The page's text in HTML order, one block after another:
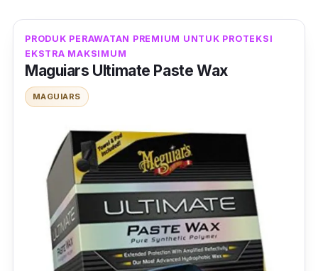
PRODUK PERAWATAN PREMIUM UNTUK PROTEKSI
EKSTRA MAKSIMUM
Maguiars Ultimate Paste Wax
MAGUIARS